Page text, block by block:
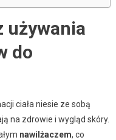
używania
do
ciała niesie ze sobą
na zdrowie i wygląd skóry.
nawilżaczem, co